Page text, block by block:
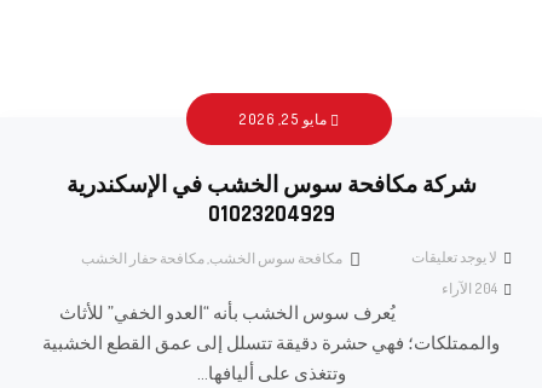
مايو 25, 2026
شركة مكافحة سوس الخشب في الإسكندرية
01023204929
مكافحة سوس الخشب مكافحة حفار الخشب
لا يوجد تعليقات
الآراء
يُعرف سوس الخشب بأنه “العدو الخفي” للأثاث
والممتلكات؛ فهي حشرة دقيقة تتسلل إلى عمق القطع الخشبية
وتتغذى على أليافها...